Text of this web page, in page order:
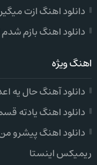
دانلود اهنگ ازت
دانلود اهنگ بازم
اهنگ ویژه
دانلود آهنگ حال
دانلود اهنگ یادته
دانلود اهنگ پیشرو
ریمیکس اینستا